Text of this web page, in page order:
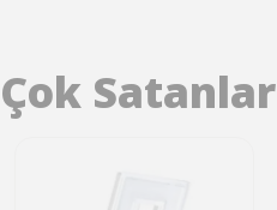
Çok Satanlar